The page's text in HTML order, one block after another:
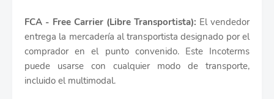
FCA - Free Carrier (Libre Transportista): El vendedor
entrega la mercadería al transportista designado por el
comprador en el punto convenido. Este Incoterms
puede usarse con cualquier modo de transporte,
incluido el multimodal.